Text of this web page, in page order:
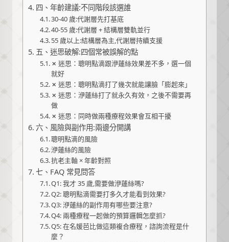
四、年齡建議:不同階段該選誰
30-40 歲:代謝層先打基底
40-55 歲:代謝層 + 結構層雙軌並行
55 歲以上:結構層為主,代謝層持續支援
五、迷思破解:四個常被誤解的點
✗ 迷思：聰明點滴跟洢蓮絲效果差不多，選一個
就好
✗ 迷思：聰明點滴打了幾次就能讓臉「膨起來」
✗ 迷思：洢蓮絲打了就永久有效，之後不需要再
做
✗ 迷思：同時做兩種療程效果會互相干擾
六、風險與副作用:兩邊分開講
聰明點滴的風險
洢蓮絲的風險
抗老主軸 × 年齡對照
七、FAQ 常見問答
Q1: 我才 35 歲,需要做洢蓮絲嗎?
Q2: 聰明點滴需要打多久才能看到效果?
Q3: 洢蓮絲的副作用有哪些要注意?
Q4: 兩種療程一起做的預算邏輯怎麼抓?
Q5: 在名媛芭比做這類複合療程，諮詢流程是什
麼？